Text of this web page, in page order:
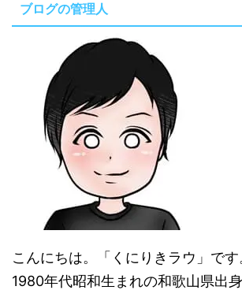
ブログの管理人
こんにちは。「くにりきラウ」です
1980年代昭和生まれの和歌山県出身